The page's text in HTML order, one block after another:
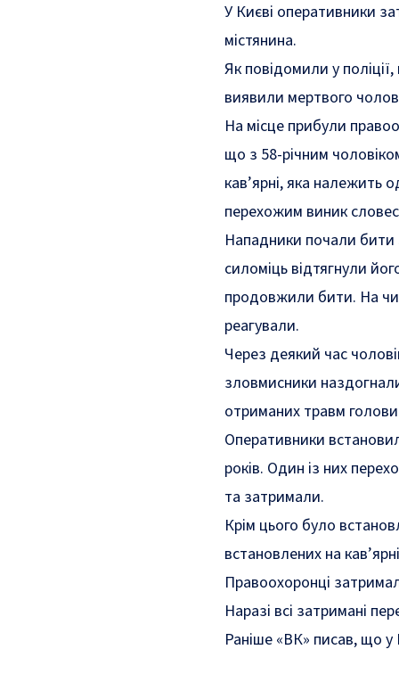
У Києві оперативники
містянина.
Як повідомили у
виявили мертвого
На місце прибули
що з 58-річним
кав’ярні, яка належить
перехожим виник
Нападники почали бити
силоміць відтягнули
продовжили бити. На
реагували.
Через деякий час
зловмисники
отриманих травм голови
Оперативники
років. Один із них
та затримали.
Крім цього було
встановлених на
Правоохоронці
Наразі всі затримані
Раніше «ВК» писав, що у